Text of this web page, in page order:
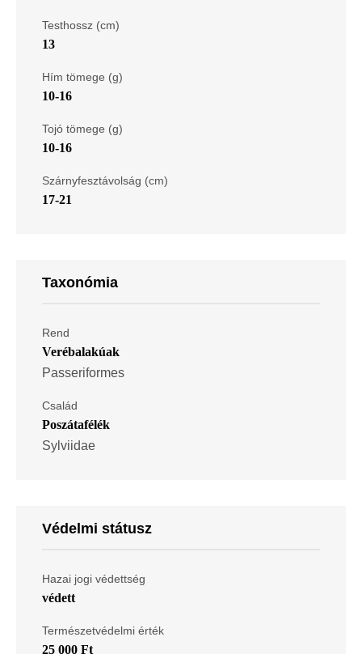
Testhossz (cm)
13
Hím tömege (g)
10-16
Tojó tömege (g)
10-16
Szárnyfesztávolság (cm)
17-21
Taxonómia
Rend
Verébalakúak
Passeriformes
Család
Poszátafélék
Sylviidae
Védelmi státusz
Hazai jogi védettség
védett
Természetvédelmi érték
25 000 Ft